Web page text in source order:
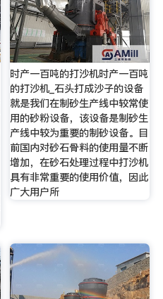
时产一百吨的打沙机时产一百吨
的打沙机_石头打成沙子的设备
就是我们在制砂生产线中较常使
用的砂粉设备，该设备是制砂生
产线中较为重要的制砂设备。目
前国内对砂石骨料的使用量不断
增加，在砂石处理过程中打沙机
具有非常重要的使用价值，因此
广大用户所